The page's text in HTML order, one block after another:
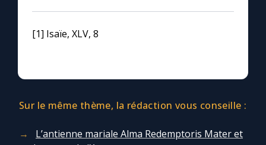
[1] Isaïe, XLV, 8
Sur le même thème, la rédaction vous conseille :
L’antienne mariale Alma Redemptoris Mater et